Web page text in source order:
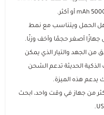
الحمل ويتناسب مع نمط
جهازًا أصغر حجمًا وأخف وزنًا.
الجهد والتيار الذي يمكن
الحديثة تدعم الشحن
يدعم هذه الميزة.
من جهاز في وقت واحد، ابحث